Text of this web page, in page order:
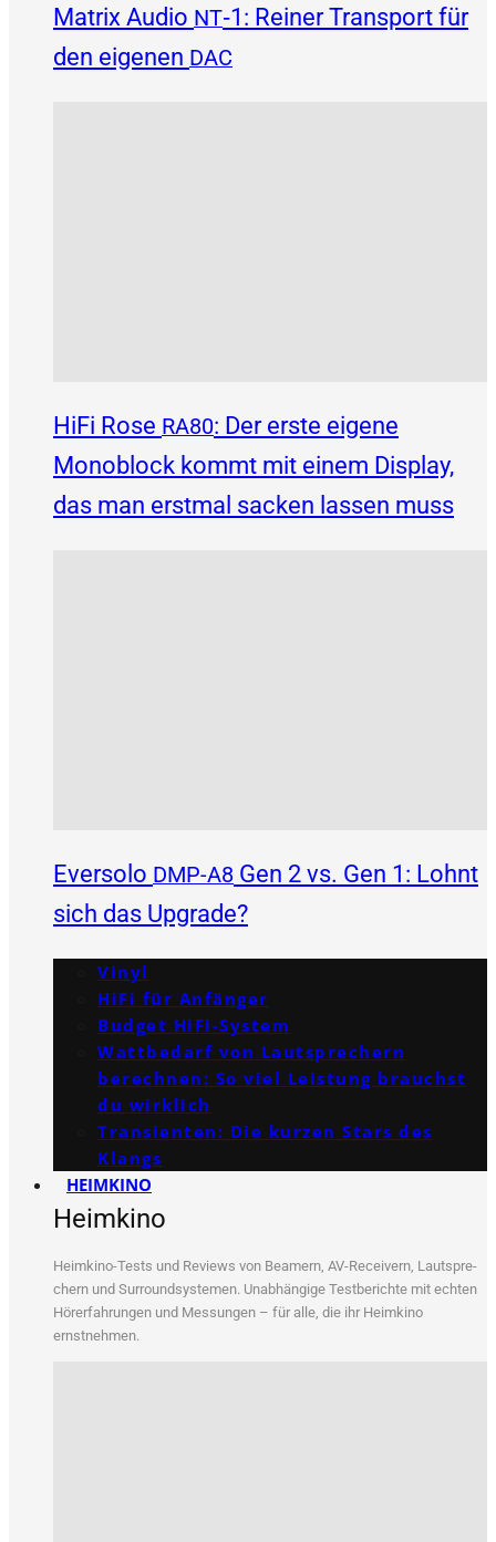
Matrix Audio NT‑1: Reiner Transport für
den eigenen DAC
HiFi Rose RA80: Der erste eigene
Monoblock kommt mit einem Display,
das man erstmal sacken lassen muss
Eversolo DMP-A8 Gen 2 vs. Gen 1: Lohnt
sich das Upgrade?
Vinyl
HiFi für Anfänger
Budget HiFi-System
Wattbedarf von Lautsprechern
berechnen: So viel Leistung brauchst
du wirklich
Transienten: Die kurzen Stars des
Klangs
HEIMKINO
Heimkino
Heim­ki­no-Tests und Reviews von Bea­mern, AV-Recei­vern, Laut­spre­
chern und Sur­round­sys­te­men. Unab­hän­gi­ge Test­be­rich­te mit ech­ten
Hör­erfah­run­gen und Mes­sun­gen – für alle, die ihr Heim­ki­no
ernstnehmen.